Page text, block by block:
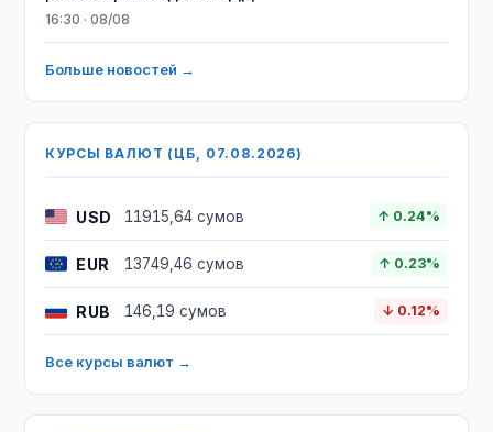
16:30 · 08/08
Больше новостей →
КУРСЫ ВАЛЮТ (ЦБ, 07.08.2026)
USD 11915,64 сумов ↑ 0.24%
EUR 13749,46 сумов ↑ 0.23%
RUB 146,19 сумов ↓ 0.12%
Все курсы валют →